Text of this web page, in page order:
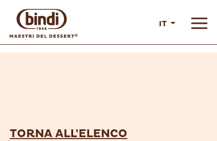
IT
TORNA ALL'ELENCO